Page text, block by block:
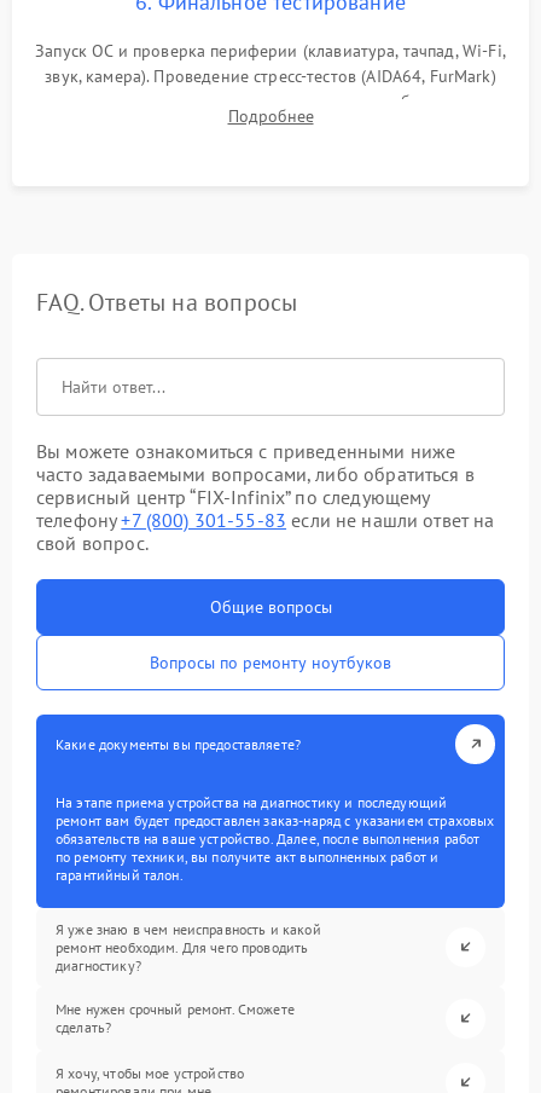
Запуск ОС и проверка периферии (клавиатура, тачпад, Wi-Fi,
звук, камера). Проведение стресс-тестов (AIDA64, FurMark)
для контроля температурного режима и стабильности
системы под пиковой нагрузкой.
Подробнее
FAQ. Ответы на вопросы
Вы можете ознакомиться с приведенными ниже
часто задаваемыми вопросами, либо обратиться в
сервисный центр “FIX-Infinix” по следующему
телефону+7 (800) 301-55-83 если не нашли ответ на
свой вопрос.
Общие вопросы
Вопросы по ремонту ноутбуков
Какие документы вы предоставляете?
На этапе приема устройства на диагностику и последующий
ремонт вам будет предоставлен заказ-наряд с указанием страховых
обязательств на ваше устройство. Далее, после выполнения работ
по ремонту техники, вы получите акт выполненных работ и
гарантийный талон.
Я уже знаю в чем неисправность и какой
ремонт необходим. Для чего проводить
диагностику?
Мне нужен срочный ремонт. Сможете
сделать?
Я хочу, чтобы мое устройство